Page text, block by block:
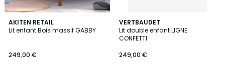
AKITEN RETAIL
Lit enfant Bois massif GABBY
249,00 €
VERTBAUDET
Lit double enfant LIGNE
CONFETTI
249,00 €
5
/
5